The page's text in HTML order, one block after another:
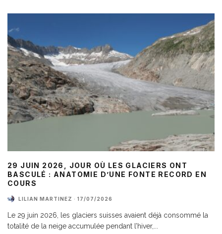
29 JUIN 2026, JOUR OÙ LES GLACIERS ONT
BASCULÉ : ANATOMIE D’UNE FONTE RECORD EN
COURS
LILIAN MARTINEZ · 17/07/2026
Le 29 juin 2026, les glaciers suisses avaient déjà consommé la
totalité de la neige accumulée pendant l’hiver,